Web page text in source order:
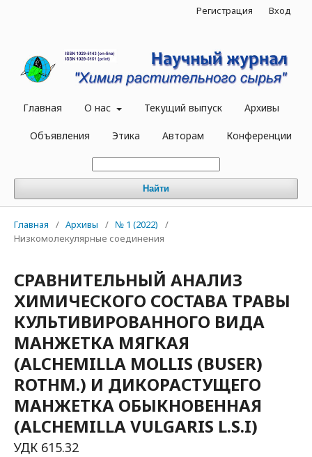
Главная О нас Текущий выпуск Архивы
Объявления Этика Авторам Конференции
Найти
Регистрация Вход
Главная / Архивы / № 1 (2022)
/
Низкомолекулярные соединения
СРАВНИТЕЛЬНЫЙ АНАЛИЗ
ХИМИЧЕСКОГО СОСТАВА ТРАВЫ
КУЛЬТИВИРОВАННОГО ВИДА
МАНЖЕТКА МЯГКАЯ
(ALCHEMILLA MOLLIS (BUSER)
ROTHM.) И ДИКОРАСТУЩЕГО
МАНЖЕТКА ОБЫКНОВЕННАЯ
(ALCHEMILLA VULGARIS L.S.I)
УДК 615.32